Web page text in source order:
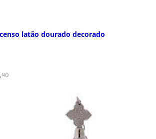
latão dourado decorado